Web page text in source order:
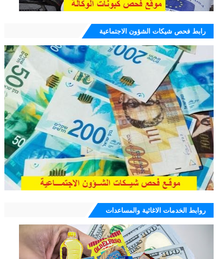
رابط فحص شيكات الشؤون الاجتماعية
روابط الخدمات الاغاثية والمساعدات